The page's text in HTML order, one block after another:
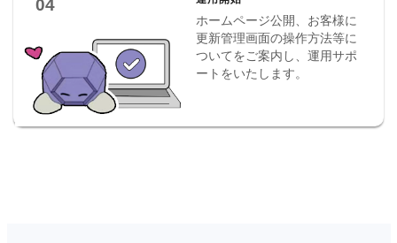
04
ホームページ公開、お客様に
更新管理画面の操作方法等に
ついてをご案内し、運用サポ
ートをいたします。